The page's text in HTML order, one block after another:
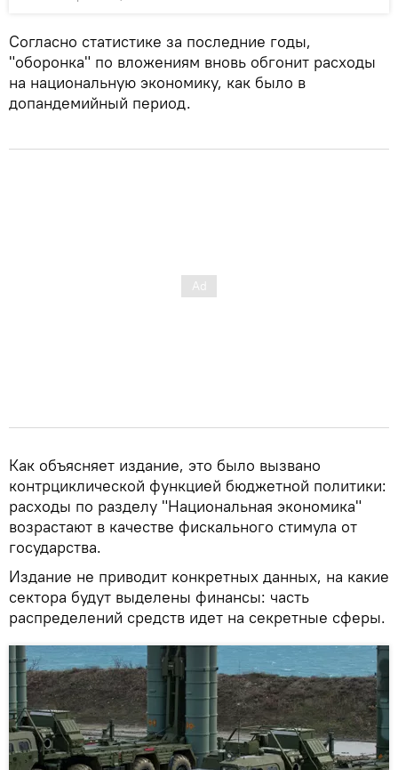
Согласно статистике за последние годы,
"оборонка" по вложениям вновь обгонит расходы
на национальную экономику, как было в
допандемийный период.
Как объясняет издание, это было вызвано
контрциклической функцией бюджетной политики:
расходы по разделу "Национальная экономика"
возрастают в качестве фискального стимула от
государства.
Издание не приводит конкретных данных, на какие
сектора будут выделены финансы: часть
распределений средств идет на секретные сферы.